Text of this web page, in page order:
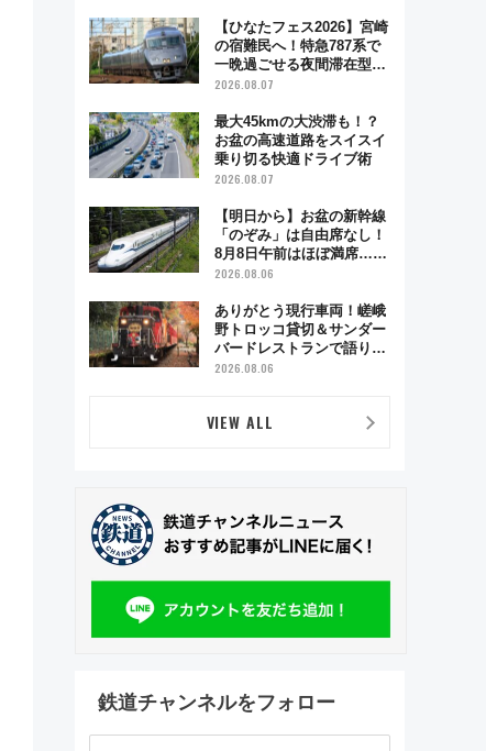
【ひなたフェス2026】宮崎
の宿難民へ！特急787系で
一晩過ごせる夜間滞在型イ
ベント「スワローおひさ
2026.08.07
最大45kmの大渋滞も！？
お盆の高速道路をスイスイ
乗り切る快適ドライブ術
2026.08.07
【明日から】お盆の新幹線
「のぞみ」は自由席なし！
8月8日午前はほぼ満席…で
も数時間ズラせば空きが見
「空席」探しのコツ
2026.08.06
ありがとう現行車両！嵯峨
野トロッコ貸切＆サンダー
バードレストランで語り合
う秋の京都 斉藤雪乃＆福
ー」開催
2026.08.06
VIEW ALL
鉄道チャンネルをフォロー